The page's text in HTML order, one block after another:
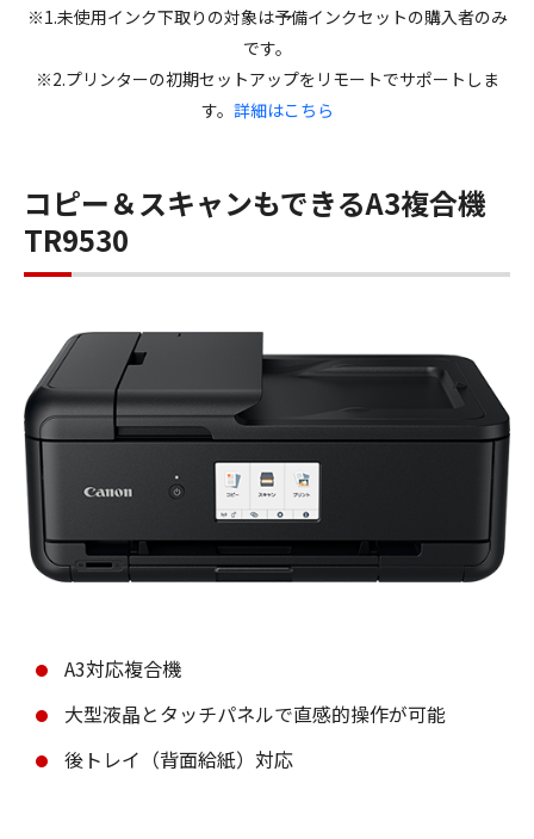
※1.未使用インク下取りの対象は予備インクセットの購入者のみ
です。
※2.プリンターの初期セットアップをリモートでサポートしま
す。 詳細はこちら
コピー＆スキャンもできるA3複合機
TR9530
A3対応複合機
大型液晶とタッチパネルで直感的操作が可能
後トレイ（背面給紙）対応